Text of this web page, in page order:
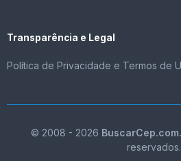
Transparência e Legal
Política de Privacidade e Termos de
© 2008 - 2026
reservados.